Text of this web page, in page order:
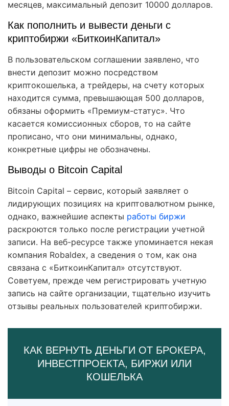
месяцев, максимальный депозит 10000 долларов.
Как пополнить и вывести деньги с
криптобиржи «БиткоинКапитал»
В пользовательском соглашении заявлено, что
внести депозит можно посредством
криптокошелька, а трейдеры, на счету которых
находится сумма, превышающая 500 долларов,
обязаны оформить «Премиум-статус». Что
касается комиссионных сборов, то на сайте
прописано, что они минимальны, однако,
конкретные цифры не обозначены.
Выводы о Bitcoin Capital
Bitcoin Capital – сервис, который заявляет о
лидирующих позициях на криптовалютном рынке,
однако, важнейшие аспекты работы биржи
раскроются только после регистрации учетной
записи. На веб-ресурсе также упоминается некая
компания Robaldex, а сведения о том, как она
связана с «БиткоинКапитал» отсутствуют.
Советуем, прежде чем регистрировать учетную
запись на сайте организации, тщательно изучить
отзывы реальных пользователей криптобиржи.
КАК ВЕРНУТЬ ДЕНЬГИ ОТ БРОКЕРА,
ИНВЕСТПРОЕКТА, БИРЖИ ИЛИ
КОШЕЛЬКА